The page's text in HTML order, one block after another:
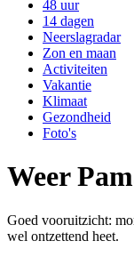
48 uur
14 dagen
Neerslagradar
Zon en maan
Activiteiten
Vakantie
Klimaat
Gezondheid
Foto's
Weer
Goed vooruitzicht:
wel ontzettend heet.